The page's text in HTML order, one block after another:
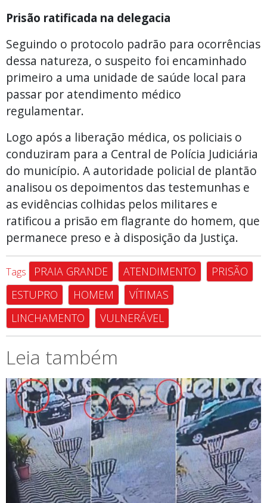
Prisão ratificada na delegacia
Seguindo o protocolo padrão para ocorrências
dessa natureza, o suspeito foi encaminhado
primeiro a uma unidade de saúde local para
passar por atendimento médico
regulamentar.
Logo após a liberação médica, os policiais o
conduziram para a Central de Polícia Judiciária
do município. A autoridade policial de plantão
analisou os depoimentos das testemunhas e
as evidências colhidas pelos militares e
ratificou a prisão em flagrante do homem, que
permanece preso e à disposição da Justiça.
Tags PRAIA GRANDE ATENDIMENTO
PRISÃO
ESTUPRO
HOMEM
VÍTIMAS
LINCHAMENTO
VULNERÁVEL
Leia também